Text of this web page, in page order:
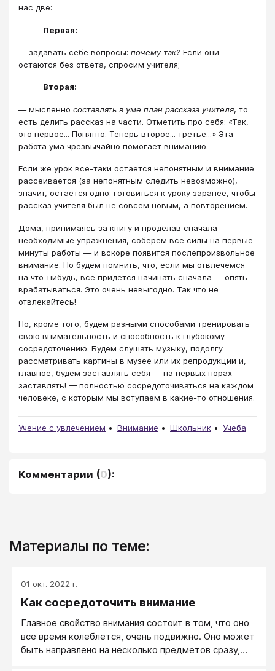
нас две:
Первая:
— задавать себе вопросы: почему так? Если они
остаются без ответа, спросим учителя;
Вторая:
— мысленно составлять в уме план рассказа учителя, то
есть делить рассказ на части. Отметить про себя: «Так,
это первое... Понятно. Теперь второе... третье...» Эта
работа ума чрезвычайно помогает вниманию.
Если же урок все-таки остается непонятным и внимание
рассеивается (за непонятным следить невозможно),
значит, остается одно: готовиться к уроку заранее, чтобы
рассказ учителя был не совсем новым, а повторением.
Дома, принимаясь за книгу и проделав сначала
необходимые упражнения, соберем все силы на первые
минуты работы — и вскоре появится послепроизвольное
внимание. Но будем помнить, что, если мы отвлечемся
на что-нибудь, все придется начинать сначала — опять
врабатываться. Это очень невыгодно. Так что не
отвлекайтесь!
Но, кроме того, будем разными способами тренировать
свою внимательность и способность к глубокому
сосредоточению. Будем слушать музыку, подолгу
рассматривать картины в музее или их репродукции и,
главное, будем заставлять себя — на первых порах
заставлять! — полностью сосредоточиваться на каждом
человеке, с которым мы вступаем в какие-то отношения.
Учение с увлечением Внимание Школьник Учеба
Комментарии (0):
Материалы по теме:
01 окт. 2022 г.
Как сосредоточить внимание
Главное свойство внимания состоит в том, что оно
все время колеблется, очень подвижно. Оно может
быть направлено на несколько предметов сразу,